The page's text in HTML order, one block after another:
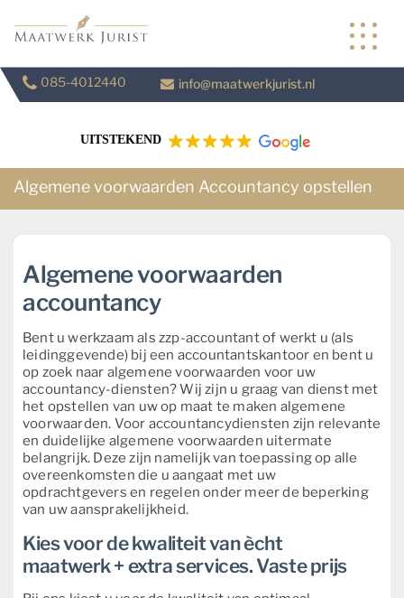
085-4012440 info@maatwerkjurist.nl
UITSTEKEND
Algemene voorwaarden Accountancy opstellen
Algemene voorwaarden
accountancy
Bent u werkzaam als zzp-accountant of werkt u (als
leidinggevende) bij een accountantskantoor en bent u
op zoek naar algemene voorwaarden voor uw
accountancy-diensten? Wij zijn u graag van dienst met
het opstellen van uw op maat te maken algemene
voorwaarden. Voor accountancydiensten zijn relevante
en duidelijke algemene voorwaarden uitermate
belangrijk. Deze zijn namelijk van toepassing op alle
overeenkomsten die u aangaat met uw
opdrachtgevers en regelen onder meer de beperking
van uw aansprakelijkheid.
Kies voor de kwaliteit van ècht
maatwerk + extra services. Vaste prijs